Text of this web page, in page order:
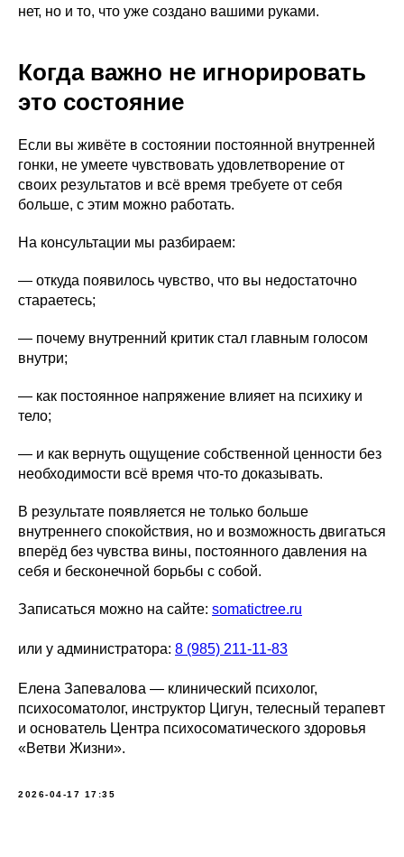
нет, но и то, что уже создано вашими руками.
Когда важно не игнорировать
это состояние
Если вы живёте в состоянии постоянной внутренней
гонки, не умеете чувствовать удовлетворение от
своих результатов и всё время требуете от себя
больше, с этим можно работать.
На консультации мы разбираем:
— откуда появилось чувство, что вы недостаточно
стараетесь;
— почему внутренний критик стал главным голосом
внутри;
— как постоянное напряжение влияет на психику и
тело;
— и как вернуть ощущение собственной ценности без
необходимости всё время что-то доказывать.
В результате появляется не только больше
внутреннего спокойствия, но и возможность двигаться
вперёд без чувства вины, постоянного давления на
себя и бесконечной борьбы с собой.
Записаться можно на сайте: somatictree.ru
или у администратора: 8 (985) 211-11-83
Елена Запевалова — клинический психолог,
психосоматолог, инструктор Цигун, телесный терапевт
и основатель Центра психосоматического здоровья
«Ветви Жизни».
2026-04-17 17:35